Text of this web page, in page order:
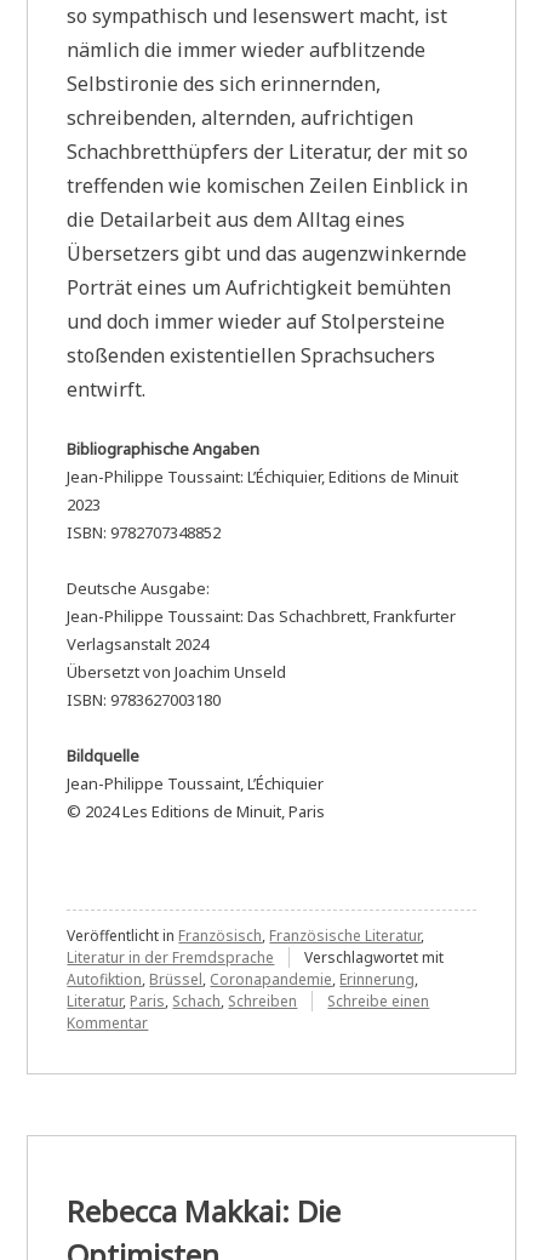
so sympathisch und lesenswert macht, ist
nämlich die immer wieder aufblitzende
Selbstironie des sich erinnernden,
schreibenden, alternden, aufrichtigen
Schachbretthüpfers der Literatur, der mit so
treffenden wie komischen Zeilen Einblick in
die Detailarbeit aus dem Alltag eines
Übersetzers gibt und das augenzwinkernde
Porträt eines um Aufrichtigkeit bemühten
und doch immer wieder auf Stolpersteine
stoßenden existentiellen Sprachsuchers
entwirft.
Bibliographische Angaben
Jean-Philippe Toussaint: L’Échiquier, Editions de Minuit
2023
ISBN: 9782707348852
Deutsche Ausgabe:
Jean-Philippe Toussaint: Das Schachbrett, Frankfurter
Verlagsanstalt 2024
Übersetzt von Joachim Unseld
ISBN: 9783627003180
Bildquelle
Jean-Philippe Toussaint, L’Échiquier
© 2024 Les Editions de Minuit, Paris
Veröffentlicht in Französisch, Französische Literatur,
Literatur in der Fremdsprache
Verschlagwortet mit
Autofiktion, Brüssel, Coronapandemie, Erinnerung,
Literatur, Paris, Schach, Schreiben
Schreibe einen
Kommentarzu
Rebecca Makkai: Die